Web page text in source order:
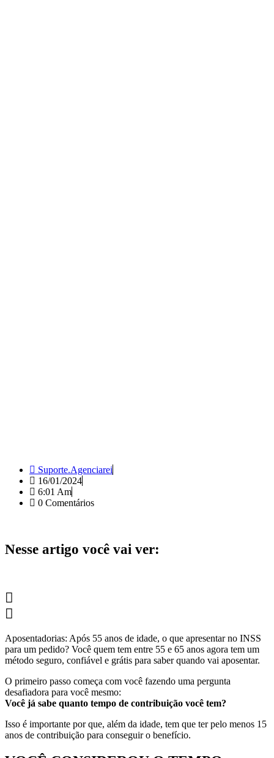
Suporte.agenciarei
16/01/2024
6:01 Am
0 Comentários
Nesse artigo você vai ver:
Aposentadorias: Após 55 anos de idade, o que apresentar no INSS
para um pedido? Você quem tem entre 55 e 65 anos agora tem um
método seguro, confiável e grátis para saber quando vai aposentar.
O primeiro passo começa com você fazendo uma pergunta
desafiadora para você mesmo:
Você já sabe quanto tempo de contribuição você tem?
Isso é importante por que, além da idade, tem que ter pelo menos 15
anos de contribuição para conseguir o benefício.